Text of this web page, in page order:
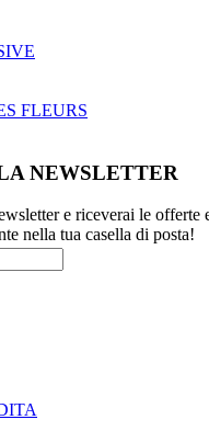
FLEURS
NEWSLETTER
e riceverai le offerte
nella tua casella di posta!